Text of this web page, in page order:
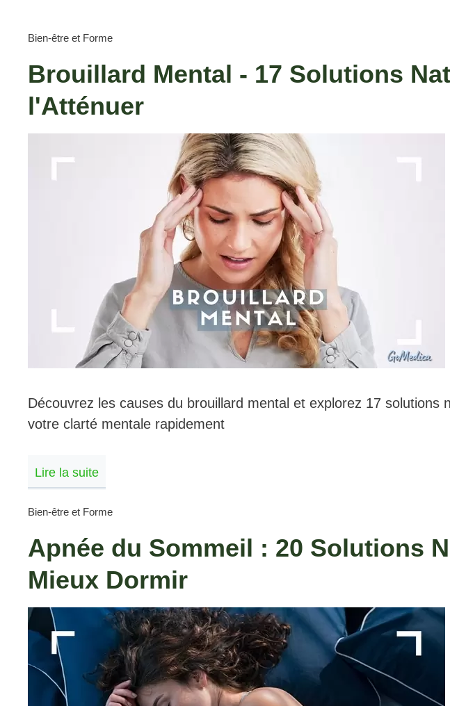
Bien-être et Forme
Brouillard Mental - 17 Solutions
l'Atténuer
Découvrez les causes du brouillard mental et explorez 17 solutions
votre clarté mentale rapidement
Lire la suite
Bien-être et Forme
Apnée du Sommeil : 20 Solutions
Mieux Dormir